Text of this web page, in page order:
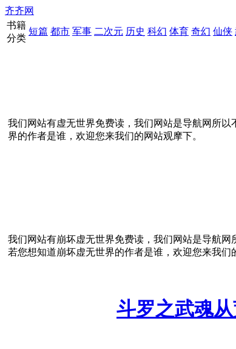
齐齐网
书籍
分类
短篇 都市 军事 二次元 历史 科幻 体育 奇幻 仙侠
我们网站有虚无世界免费读，我们网站是导航网所
界的作者是谁，欢迎您来我们的网站观摩下。
我们网站有崩坏虚无世界免费读，我们网站是导航
若您想知道崩坏虚无世界的作者是谁，欢迎您来我们
斗罗之武魂